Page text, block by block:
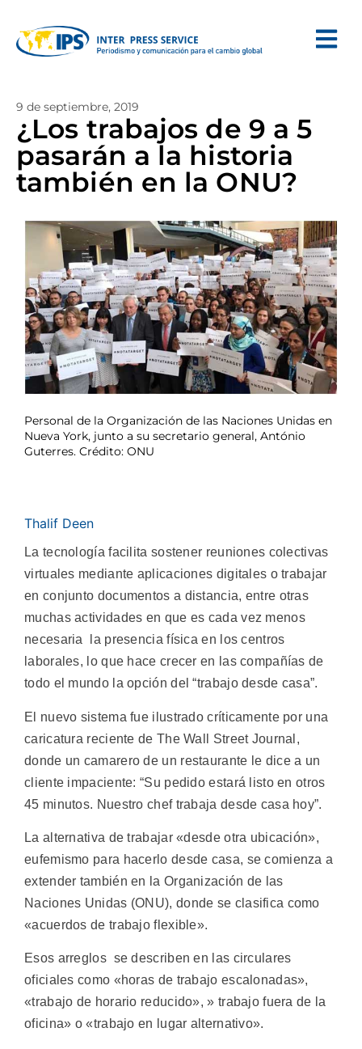
9 de septiembre, 2019
¿Los trabajos de 9 a 5
pasarán a la historia
también en la ONU?
Personal de la Organización de las Naciones Unidas en
Nueva York, junto a su secretario general, António
Guterres. Crédito: ONU
Thalif Deen
La tecnología facilita sostener reuniones colectivas
virtuales mediante aplicaciones digitales o trabajar
en conjunto documentos a distancia, entre otras
muchas actividades en que es cada vez menos
necesaria la presencia física en los centros
laborales, lo que hace crecer en las compañías de
todo el mundo la opción del “trabajo desde casa”.
El nuevo sistema fue ilustrado críticamente por una
caricatura reciente de The Wall Street Journal,
donde un camarero de un restaurante le dice a un
cliente impaciente: “Su pedido estará listo en otros
45 minutos. Nuestro chef trabaja desde casa hoy”.
La alternativa de trabajar «desde otra ubicación»,
eufemismo para hacerlo desde casa, se comienza a
extender también en la Organización de las
Naciones Unidas (ONU), donde se clasifica como
«acuerdos de trabajo flexible».
Esos arreglos se describen en las circulares
oficiales como «horas de trabajo escalonadas»,
«trabajo de horario reducido», » trabajo fuera de la
oficina» o «trabajo en lugar alternativo».